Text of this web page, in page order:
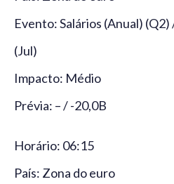
Evento: Salários (Anual)
(Jul)
Impacto: Médio
Prévia: – / -20,0B
Horário: 06:15
País: Zona do euro